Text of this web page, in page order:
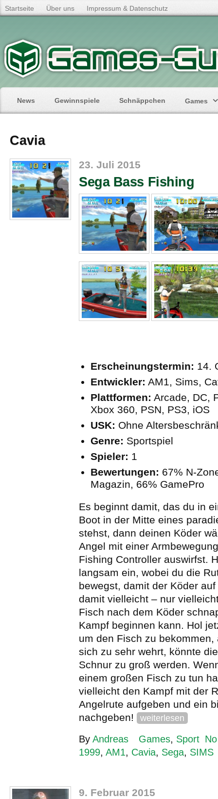
Startseite Über uns Impressum & Datenschutz
News Gewinnspiele Schnäppchen Games
Cavia
23. Juli 2015
Sega Bass Fishing
Erscheinungstermin: 14.
Entwickler: AM1, Sims,
Plattformen: Arcade, DC,
Xbox 360, PSN, PS3, iOS
USK: Ohne
Genre: Sportspiel
Spieler: 1
Bewertungen: 67% N-
Magazin, 66% GamePro
Es beginnt damit, das du in
Boot in der Mitte eines
stehst, dann deinen Köder
Angel mit einer
Fishing Controller auswirfst.
langsam ein, wobei du die
bewegst, damit der Köder
damit vielleicht – nur
Fisch nach dem Köder
Kampf beginnen kann. Hol
um den Fisch zu bekommen,
sich zu sehr wehrt, könnte
Schnur zu groß werden.
einem großen Fisch zu tun
vielleicht den Kampf mit der
Angelrute aufgeben und ein
nachgeben!
weiterlesen
By Andreas Games, Sport
1999, AM1, Cavia, Sega, SIMS
9. Februar 2015